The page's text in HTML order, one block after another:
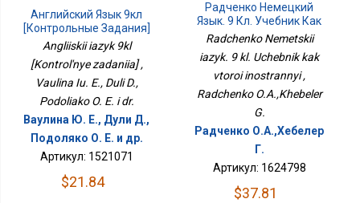
Английский Язык 9кл
[Контрольные Задания]
Angliiskii iazyk 9kl
[Kontrol'nye zadaniia] ,
Vaulina Iu. E., Duli D.,
Podoliako O. E. i dr.
Ваулина Ю. Е., Дули Д.,
Подоляко О. Е. и др.
Артикул: 1521071
$21.84
Радченко Немецкий
Язык. 9 Кл. Учебник Как
Второй Иностранный
Radchenko Nemetskii
iazyk. 9 kl. Uchebnik kak
vtoroi inostrannyi ,
Radchenko O.A.,Khebeler
G.
Радченко О.А.,Хебелер
Г.
Артикул: 1624798
$37.81